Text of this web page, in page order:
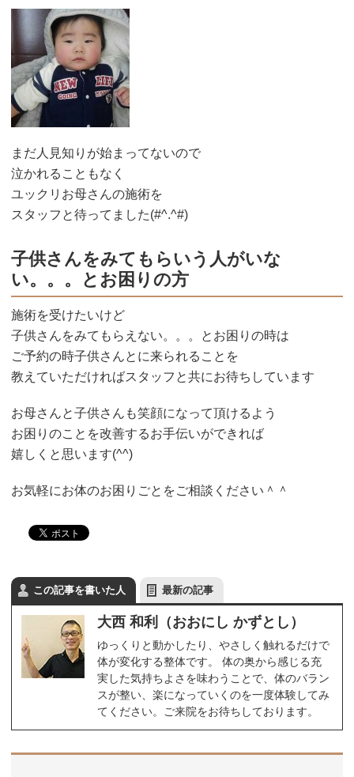
まだ人見知りが始まってないので
泣かれることもなく
ユックリお母さんの施術を
スタッフと待ってました(#^.^#)
子供さんをみてもらいう人がいな
い。。。とお困りの方
施術を受けたいけど
子供さんをみてもらえない。。。とお困りの時は
ご予約の時子供さんとに来られることを
教えていただければスタッフと共にお待ちしています
お母さんと子供さんも笑顔になって頂けるよう
お困りのことを改善するお手伝いができれば
嬉しくと思います(^^)
お気軽にお体のお困りごとをご相談ください＾＾
この記事を書いた人 最新の記事
大西 和利（おおにし かずとし）
ゆっくりと動かしたり、やさしく触れるだけで
体が変化する整体です。 体の奥から感じる充
実した気持ちよさを味わうことで、体のバラン
スが整い、楽になっていくのを一度体験してみ
てください。ご来院をお待ちしております。